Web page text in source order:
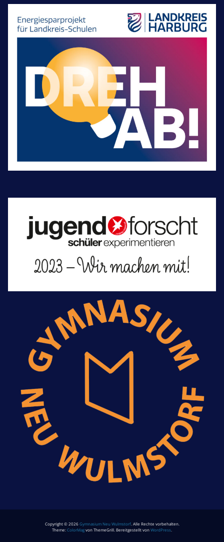
Copyright © 2026Gymnasium Neu Wulmstorf. Alle Rechte vorbehalten.
Theme:ColorMagvon ThemeGrill. Bereitgestellt vonWordPress